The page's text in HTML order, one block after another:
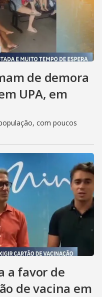
de demora
UPA, em
com poucos
a favor de
de vacina em